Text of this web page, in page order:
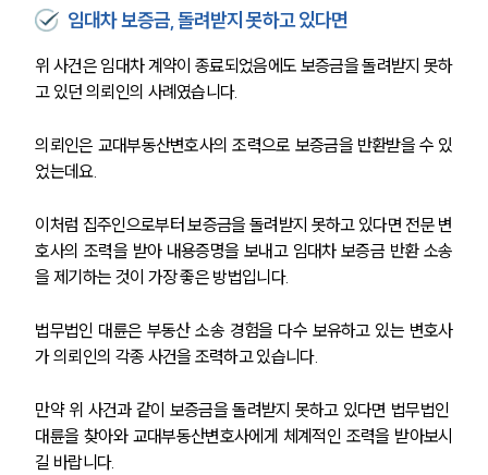
팀소개
팀소개
대륜의 강점
오시는 길
글로벌 파트너 로펌
고객의 소리
업무사례
사례분석/최신동향
법률정보
법률지식인
고객후기
임대차 보증금, 돌려받지 못하고 있다면
위 사건은 임대차 계약이 종료되었음에도 보증금을 돌려받지 못하
고 있던 의뢰인의 사례였습니다.
의뢰인은 교대부동산변호사의 조력으로 보증금을 반환받을 수 있
었는데요.
이처럼 집주인으로부터 보증금을 돌려받지 못하고 있다면 전문 변
호사의 조력을 받아 내용증명을 보내고 임대차 보증금 반환 소송
을 제기하는 것이 가장 좋은 방법입니다.
법무법인 대륜은 부동산 소송 경험을 다수 보유하고 있는 변호사
가 의뢰인의 각종 사건을 조력하고 있습니다.
만약 위 사건과 같이 보증금을 돌려받지 못하고 있다면 법무법인
대륜을 찾아와 교대부동산변호사에게 체계적인 조력을 받아보시
길 바랍니다.